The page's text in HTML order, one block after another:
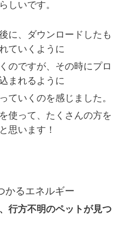
しいです。
に、ダウンロードしたも
ていくように
のですが、その時にプロ
まれるように
ていくのを感じました。
使って、たくさんの方を
思います！
かるエネルギー
行方不明のペットが見つ